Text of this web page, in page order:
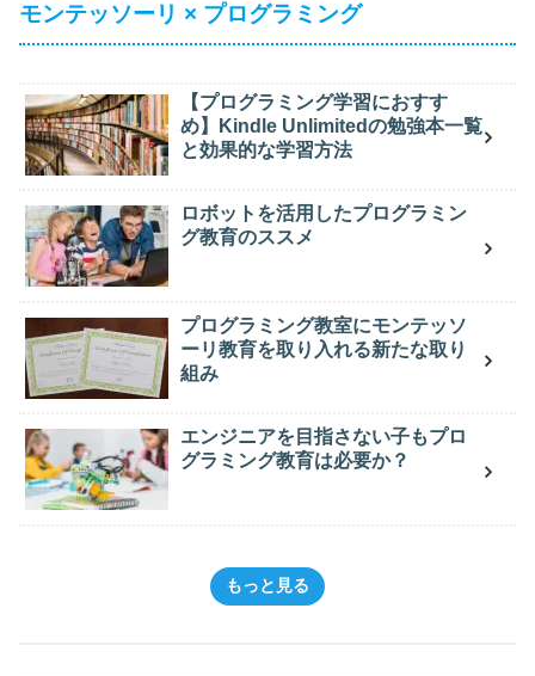
モンテッソーリ × プログラミング
【プログラミング学習におすす
め】Kindle Unlimitedの勉強本一覧
と効果的な学習方法
ロボットを活用したプログラミン
グ教育のススメ
プログラミング教室にモンテッソ
ーリ教育を取り入れる新たな取り
組み
エンジニアを目指さない子もプロ
グラミング教育は必要か？
もっと見る